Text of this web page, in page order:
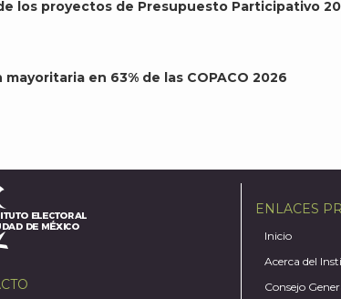
los proyectos de Presupuesto Participativo
en 63% de las COPACO 2026
ENLACES
Inicio
Acerca del
Consejo